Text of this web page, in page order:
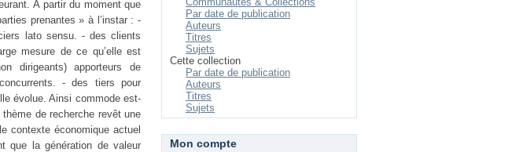
À partir du moment que
prenantes » à l’instar : -
lato sensu. - des clients
mesure de ce qu’elle est
dirigeants) apporteurs de
- des tiers pour
évolue. Ainsi commode est-
de recherche revêt une
contexte économique actuel
que la génération de valeur
Par date de publication
Auteurs
Titres
Sujets
Cette collection
Par date de publication
Auteurs
Titres
Sujets
Mon compte